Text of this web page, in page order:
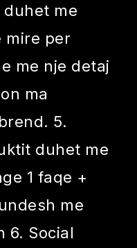
duhet me
mire per
me nje detaj
ma
5.
duhet me
1 faqe +
me
6. Social